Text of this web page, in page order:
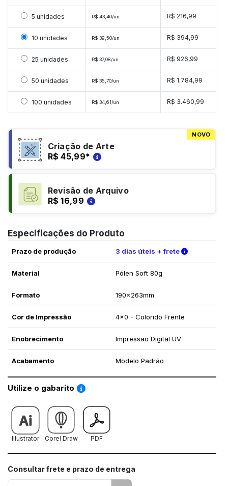
Selecionar 5 unidades
5 unidades R$ 43,40/un R$ 216,99
Selecionar 10 unidades
10 unidades R$ 39,50/un R$ 394,99
Selecionar 25 unidades
25 unidades R$ 37,08/un R$ 926,99
Selecionar 50 unidades
50 unidades R$ 35,70/un R$ 1.784,99
Selecionar 100 unidades
100 unidades R$ 34,61/un R$ 3.460,99
NOVO
Criação de Arte
R$ 45,99*
Revisão de Arquivo
R$ 16,99
Especificações do Produto
Prazo de produção 3 dias úteis + frete Verifique
Material Pólen Soft 80g
Formato 190x263mm
Cor de Impressão 4x0 - Colorido Frente
Enobrecimento Impressão Digital UV
Acabamento Modelo Padrão
Utilize o gabarito Saiba como utilizar os nossos gabaritos
Illustrator Corel Draw PDF
Consultar frete e prazo de entrega